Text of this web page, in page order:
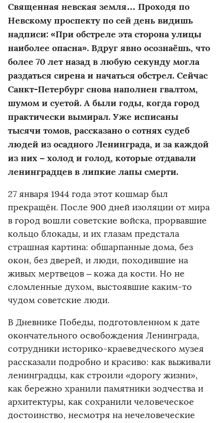
Священная невская земля… Проходя по
Невскому проспекту по сей день видишь
надписи: «При обстреле эта сторона улицы
наиболее опасна». Вдруг явно осознаёшь, что
более 70 лет назад в любую секунду могла
раздаться сирена и начаться обстрел. Сейчас
Санкт-Петербург снова наполнен гвалтом,
шумом и суетой. А были годы, когда город
практически вымирал. Уже исписаны
тысячи томов, рассказано о сотнях судеб
людей из осадного Ленинграда, и за каждой
из них – холод и голод, которые отдавали
ленинградцев в липкие лапы смерти.
27 января 1944 года этот кошмар был
прекращён. После 900 дней изоляции от мира
в город вошли советские войска, прорвавшие
кольцо блокады, и их глазам предстала
страшная картина: обшарпанные дома, без
окон, без дверей, и люди, походившие на
живых мертвецов – кожа да кости. Но не
сломленные духом, выстоявшие каким-то
чудом советские люди.
В Дневнике Победы, подготовленном к дате
окончательного освобождения Ленинграда,
сотрудники историко-краеведческого музея
рассказали подробно и красиво: как выживали
ленинградцы, как строили «дорогу жизни»,
как бережно хранили памятники зодчества и
архитектуры, как сохранили человеческое
достоинство, несмотря на нечеловеческие